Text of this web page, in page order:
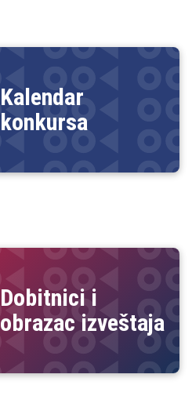
Kalendar
konkursa
Dobitnici i
obrazac izveštaja